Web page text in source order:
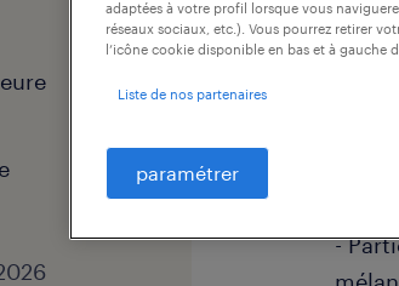
de
-
-
adaptées à votre profil lorsque vous
réseaux sociaux, etc.). Vous pourrez retirer
l’icône cookie disponible en bas et à gauche
Liste de nos partenaires
paramétrer